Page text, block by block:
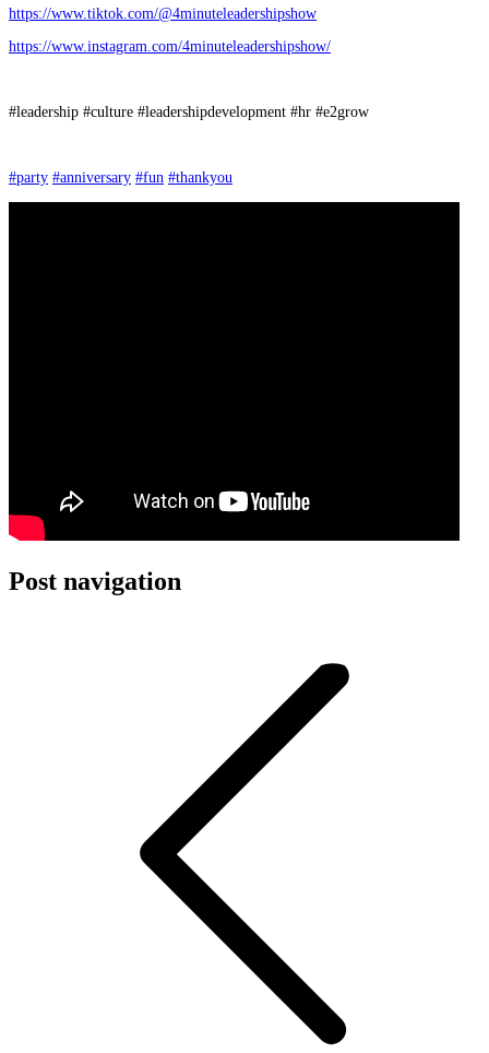
https://www.tiktok.com/@4minuteleadershipshow
https://www.instagram.com/4minuteleadershipshow/
#leadership #culture #leadershipdevelopment #hr #e2grow
#party #anniversary #fun #thankyou
Post navigation